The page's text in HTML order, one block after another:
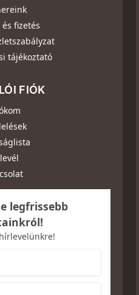
fizetés
tájékoztató
FIÓK
legfrissebb